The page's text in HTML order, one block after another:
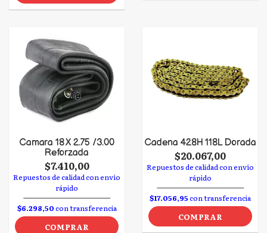
Camara 18 X 2.75 /3.00
Reforzada
$7.410,00
Repuestos de calidad con envío
rápido
$6.298,50con transferencia
COMPRAR
Cadena 428H 118L Dorada
$20.067,00
Repuestos de calidad con envío
rápido
$17.056,95con transferencia
COMPRAR